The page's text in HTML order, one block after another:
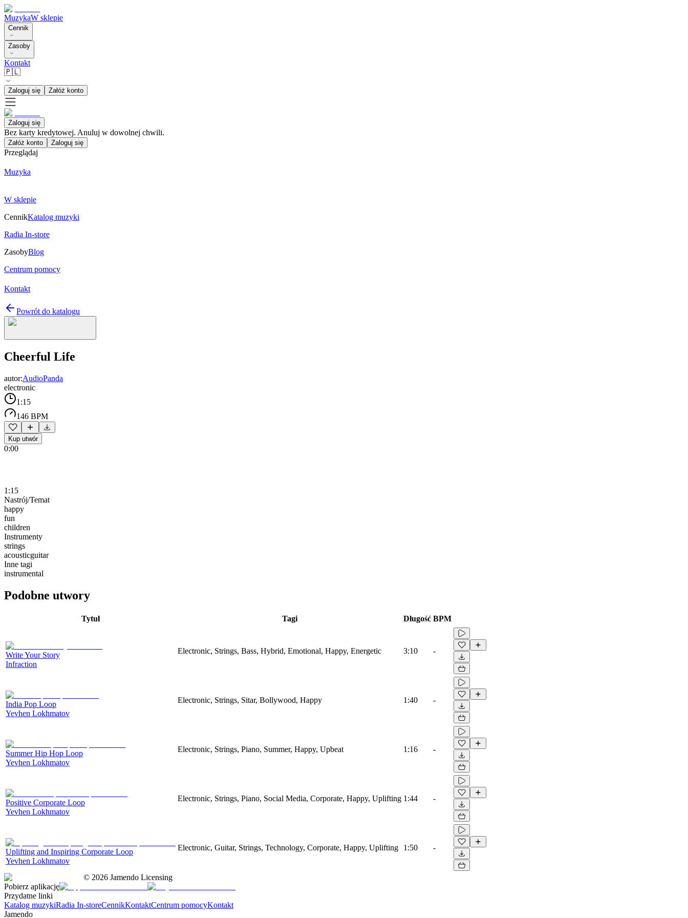
MuzykaW sklepie
Cennik
Zasoby
Kontakt
🇵🇱
Zaloguj się Załóż konto
Zaloguj się
Bez karty kredytowej. Anuluj w dowolnej chwili.
Załóż konto Zaloguj się
Przeglądaj
Muzyka
W sklepie
CennikKatalog muzyki
Radia In-store
ZasobyBlog
Centrum pomocy
Kontakt
Powrót do katalogu
Cheerful Life
autor:AudioPanda
electronic
1:15
146 BPM
Kup utwór
0:00
1:15
Nastrój/Temat
happy
fun
children
Instrumenty
strings
acousticguitar
Inne tagi
instrumental
Podobne utwory
Tytuł Tagi Długość BPM
Write Your Story
Infraction
Electronic, Strings, Bass, Hybrid, Emotional, Happy, Energetic 3:10 -
India Pop Loop
Yevhen Lokhmatov
Electronic, Strings, Sitar, Bollywood, Happy 1:40 -
Summer Hip Hop Loop
Yevhen Lokhmatov
Electronic, Strings, Piano, Summer, Happy, Upbeat 1:16 -
Positive Corporate Loop
Yevhen Lokhmatov
Electronic, Strings, Piano, Social Media, Corporate, Happy, Uplifting 1:44 -
Uplifting and Inspiring Corporate Loop
Yevhen Lokhmatov
Electronic, Guitar, Strings, Technology, Corporate, Happy, Uplifting 1:50 -
© 2026 Jamendo Licensing
Pobierz aplikację
Przydatne linki
Katalog muzykiRadia In-storeCennikKontaktCentrum pomocyKontakt
Jamendo